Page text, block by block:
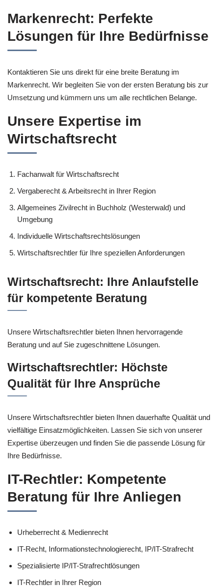
Markenrecht: Perfekte
Lösungen für Ihre Bedürfnisse
Kontaktieren Sie uns direkt für eine breite Beratung im
Markenrecht. Wir begleiten Sie von der ersten Beratung bis zur
Umsetzung und kümmern uns um alle rechtlichen Belange.
Unsere Expertise im
Wirtschaftsrecht
Fachanwalt für Wirtschaftsrecht
Vergaberecht & Arbeitsrecht in Ihrer Region
Allgemeines Zivilrecht in Buchholz (Westerwald) und
Umgebung
Individuelle Wirtschaftsrechtslösungen
Wirtschaftsrechtler für Ihre speziellen Anforderungen
Wirtschaftsrecht: Ihre Anlaufstelle
für kompetente Beratung
Unsere Wirtschaftsrechtler bieten Ihnen hervorragende
Beratung und auf Sie zugeschnittene Lösungen.
Wirtschaftsrechtler: Höchste
Qualität für Ihre Ansprüche
Unsere Wirtschaftsrechtler bieten Ihnen dauerhafte Qualität und
vielfältige Einsatzmöglichkeiten. Lassen Sie sich von unserer
Expertise überzeugen und finden Sie die passende Lösung für
Ihre Bedürfnisse.
IT-Rechtler: Kompetente
Beratung für Ihre Anliegen
Urheberrecht & Medienrecht
IT-Recht, Informationstechnologierecht, IP/IT-Strafrecht
Spezialisierte IP/IT-Strafrechtlösungen
IT-Rechtler in Ihrer Region